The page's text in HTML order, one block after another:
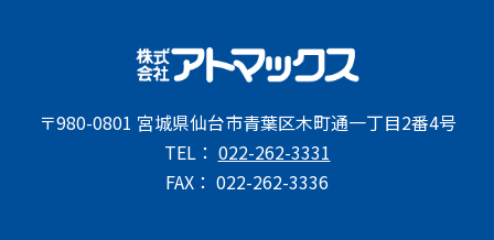
〒980-0801 宮城県仙台市青葉区木町通一丁目2番4号
TEL： 022-262-3331
FAX： 022-262-3336